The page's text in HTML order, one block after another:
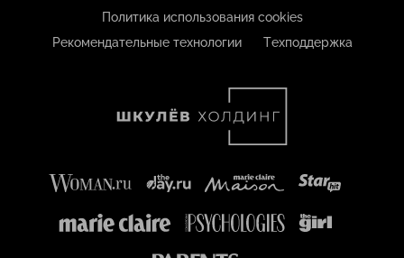
Политика использования cookies
Рекомендательные технологии
Техподдержка